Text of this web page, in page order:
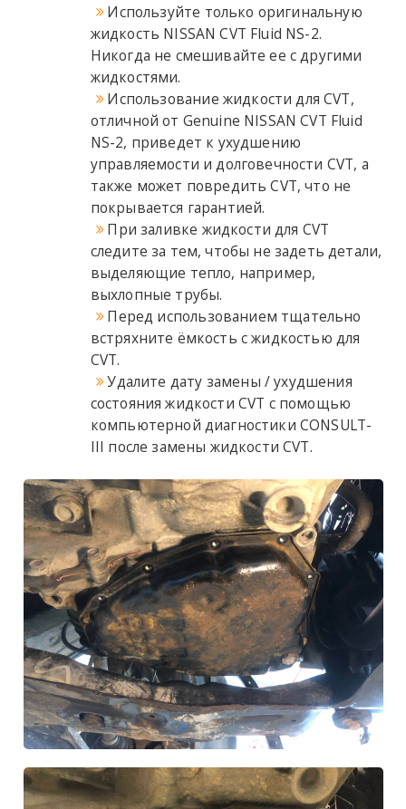
Используйте только оригинальную
жидкость NISSAN CVT Fluid NS-2.
Никогда не смешивайте ее с другими
жидкостями.
Использование жидкости для CVT,
отличной от Genuine NISSAN CVT Fluid
NS-2, приведет к ухудшению
управляемости и долговечности CVT, а
также может повредить CVT, что не
покрывается гарантией.
При заливке жидкости для CVT
следите за тем, чтобы не задеть детали,
выделяющие тепло, например,
выхлопные трубы.
Перед использованием тщательно
встряхните ёмкость с жидкостью для
CVT.
Удалите дату замены / ухудшения
состояния жидкости CVT с помощью
компьютерной диагностики CONSULT-
III после замены жидкости CVT.